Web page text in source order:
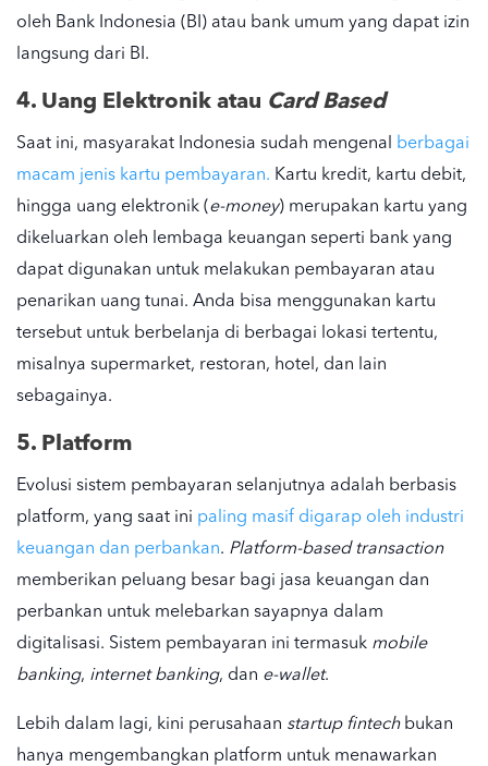
oleh Bank Indonesia (BI) atau bank umum yang dapat izin
langsung dari BI.
4. Uang Elektronikatau Card Based
Saat ini, masyarakat Indonesia sudah mengenal
berbagai
macam jenis kartu pembayaran. Kartu kredit, kartu debit,
hingga uang elektronik (e-money) merupakan kartu yang
dikeluarkan oleh lembaga keuangan seperti bank yang
dapat digunakan untuk melakukan pembayaran atau
penarikan uang tunai. Anda bisa menggunakan kartu
tersebut untuk berbelanja di berbagai lokasi tertentu,
misalnya supermarket, restoran, hotel, dan lain
sebagainya.
5. Platform
Evolusi sistem pembayaran selanjutnya adalah berbasis
platform, yang saat ini paling masif digarap oleh industri
keuangan dan perbankan. Platform-based transaction
memberikan peluang besar bagi jasa keuangan dan
perbankan untuk melebarkan sayapnya dalam
digitalisasi. Sistem pembayaran ini termasuk mobile
banking, internet banking, dan e-wallet.
Lebih dalam lagi, kini perusahaan startup fintech bukan
hanya mengembangkan platform untuk menawarkan